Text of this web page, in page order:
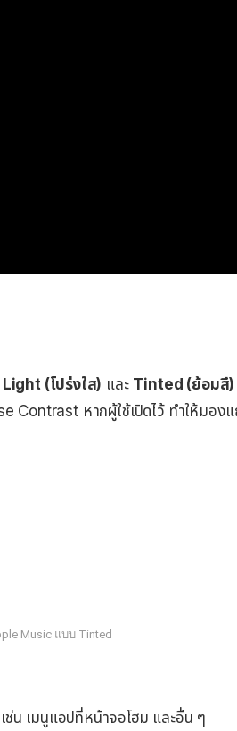
Light (โปร่งใส) และ Tinted (ย้อมสี)
Contrast หากผู้ใช้เปิดไว้ ทำให้มอง
Music แบบ Tinted
เช่น เมนูแอปที่หน้าจอโฮม และอื่น ๆ